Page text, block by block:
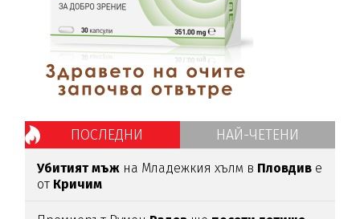
ПОСЛЕДНИ НАЙ-ЧЕТЕНИ
Убитият мъж на Младежкия хълм в Пловдив е
от Кричим